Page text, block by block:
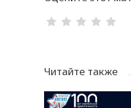
Читайте также